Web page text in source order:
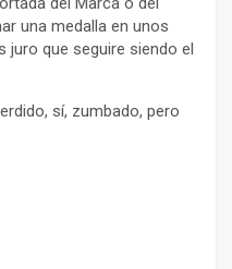
una medalla en unos
juro que seguire siendo el
sí, zumbado, pero